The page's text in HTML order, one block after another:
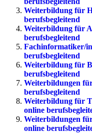
Weiterbildung für
berufsbegleitend
Weiterbildung für
berufsbegleitend
Fachinformatiker/
berufsbegleitend
Weiterbildung für
berufsbegleitend
Weiterbildungen
berufsbegleitend
Weiterbildung für
online
Weiterbildungen
online